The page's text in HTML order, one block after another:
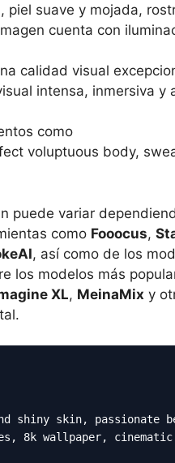
piel suave y mojada,
cuenta con
calidad visual
intensa, inmersiva y
como
voluptuous body,
puede variar
como Fooocus,
, así como de los
los modelos más
XL, MeinaMix y
shiny skin, passionate
8k wallpaper, cinematic